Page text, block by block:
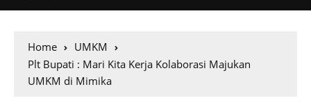
Home
UMKM
Plt Bupati : Mari Kita Kerja Kolaborasi Majukan
UMKM di Mimika